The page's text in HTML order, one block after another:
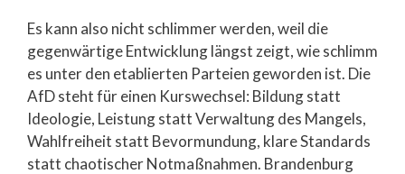
Es kann also nicht schlimmer werden, weil die
gegenwärtige Entwicklung längst zeigt, wie schlimm
es unter den etablierten Parteien geworden ist. Die
AfD steht für einen Kurswechsel: Bildung statt
Ideologie, Leistung statt Verwaltung des Mangels,
Wahlfreiheit statt Bevormundung, klare Standards
statt chaotischer Notmaßnahmen. Brandenburg